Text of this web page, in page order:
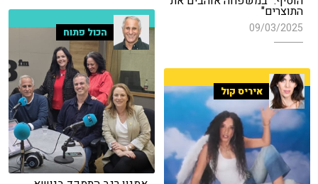
התוצרים"
09/03/2025 הכול פתוח
איריס קול